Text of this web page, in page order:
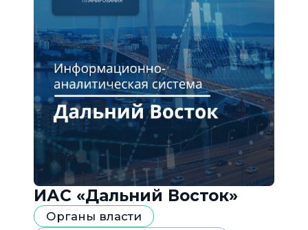
ИАС «Дальний Восток»
Органы власти